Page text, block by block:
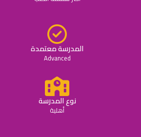
المدرسة معتمدة
Advanced
نوع المدرسة
أهلية